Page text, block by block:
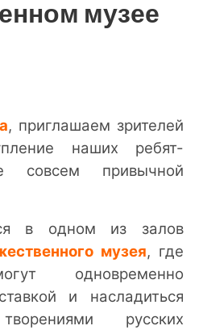
музее
, приглашаем зрителей
наших ребят-
привычной
в одном из залов
музея, где
одновременно
и насладиться
русских